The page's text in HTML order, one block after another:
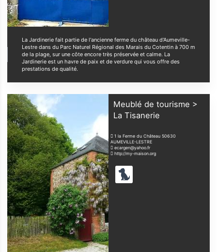
La Jardinerie fait partie de l'ancienne ferme du château d'Aumeville-
Lestre dans du Parc Naturel Régional des Marais du Cotentin à 700 m
de la plage, sur une côte encore très préservée et calme. La
Jardinerie est un havre de paix et de verdure qui vous offre des
prestations de qualité.
Meublé de tourisme >
La Tisanerie
1 la Ferme du Château 50630
AUMEVILLE-LESTRE
ecargen@yahoo.fr
http://my-maison.org